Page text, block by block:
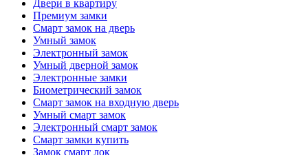
Двери в квартиру
Премиум замки
Смарт замок на дверь
Умный замок
Электронный замок
Умный дверной замок
Электронные замки
Биометрический замок
Смарт замок на входную дверь
Умный смарт замок
Электронный смарт замок
Смарт замки купить
Замок смарт лок